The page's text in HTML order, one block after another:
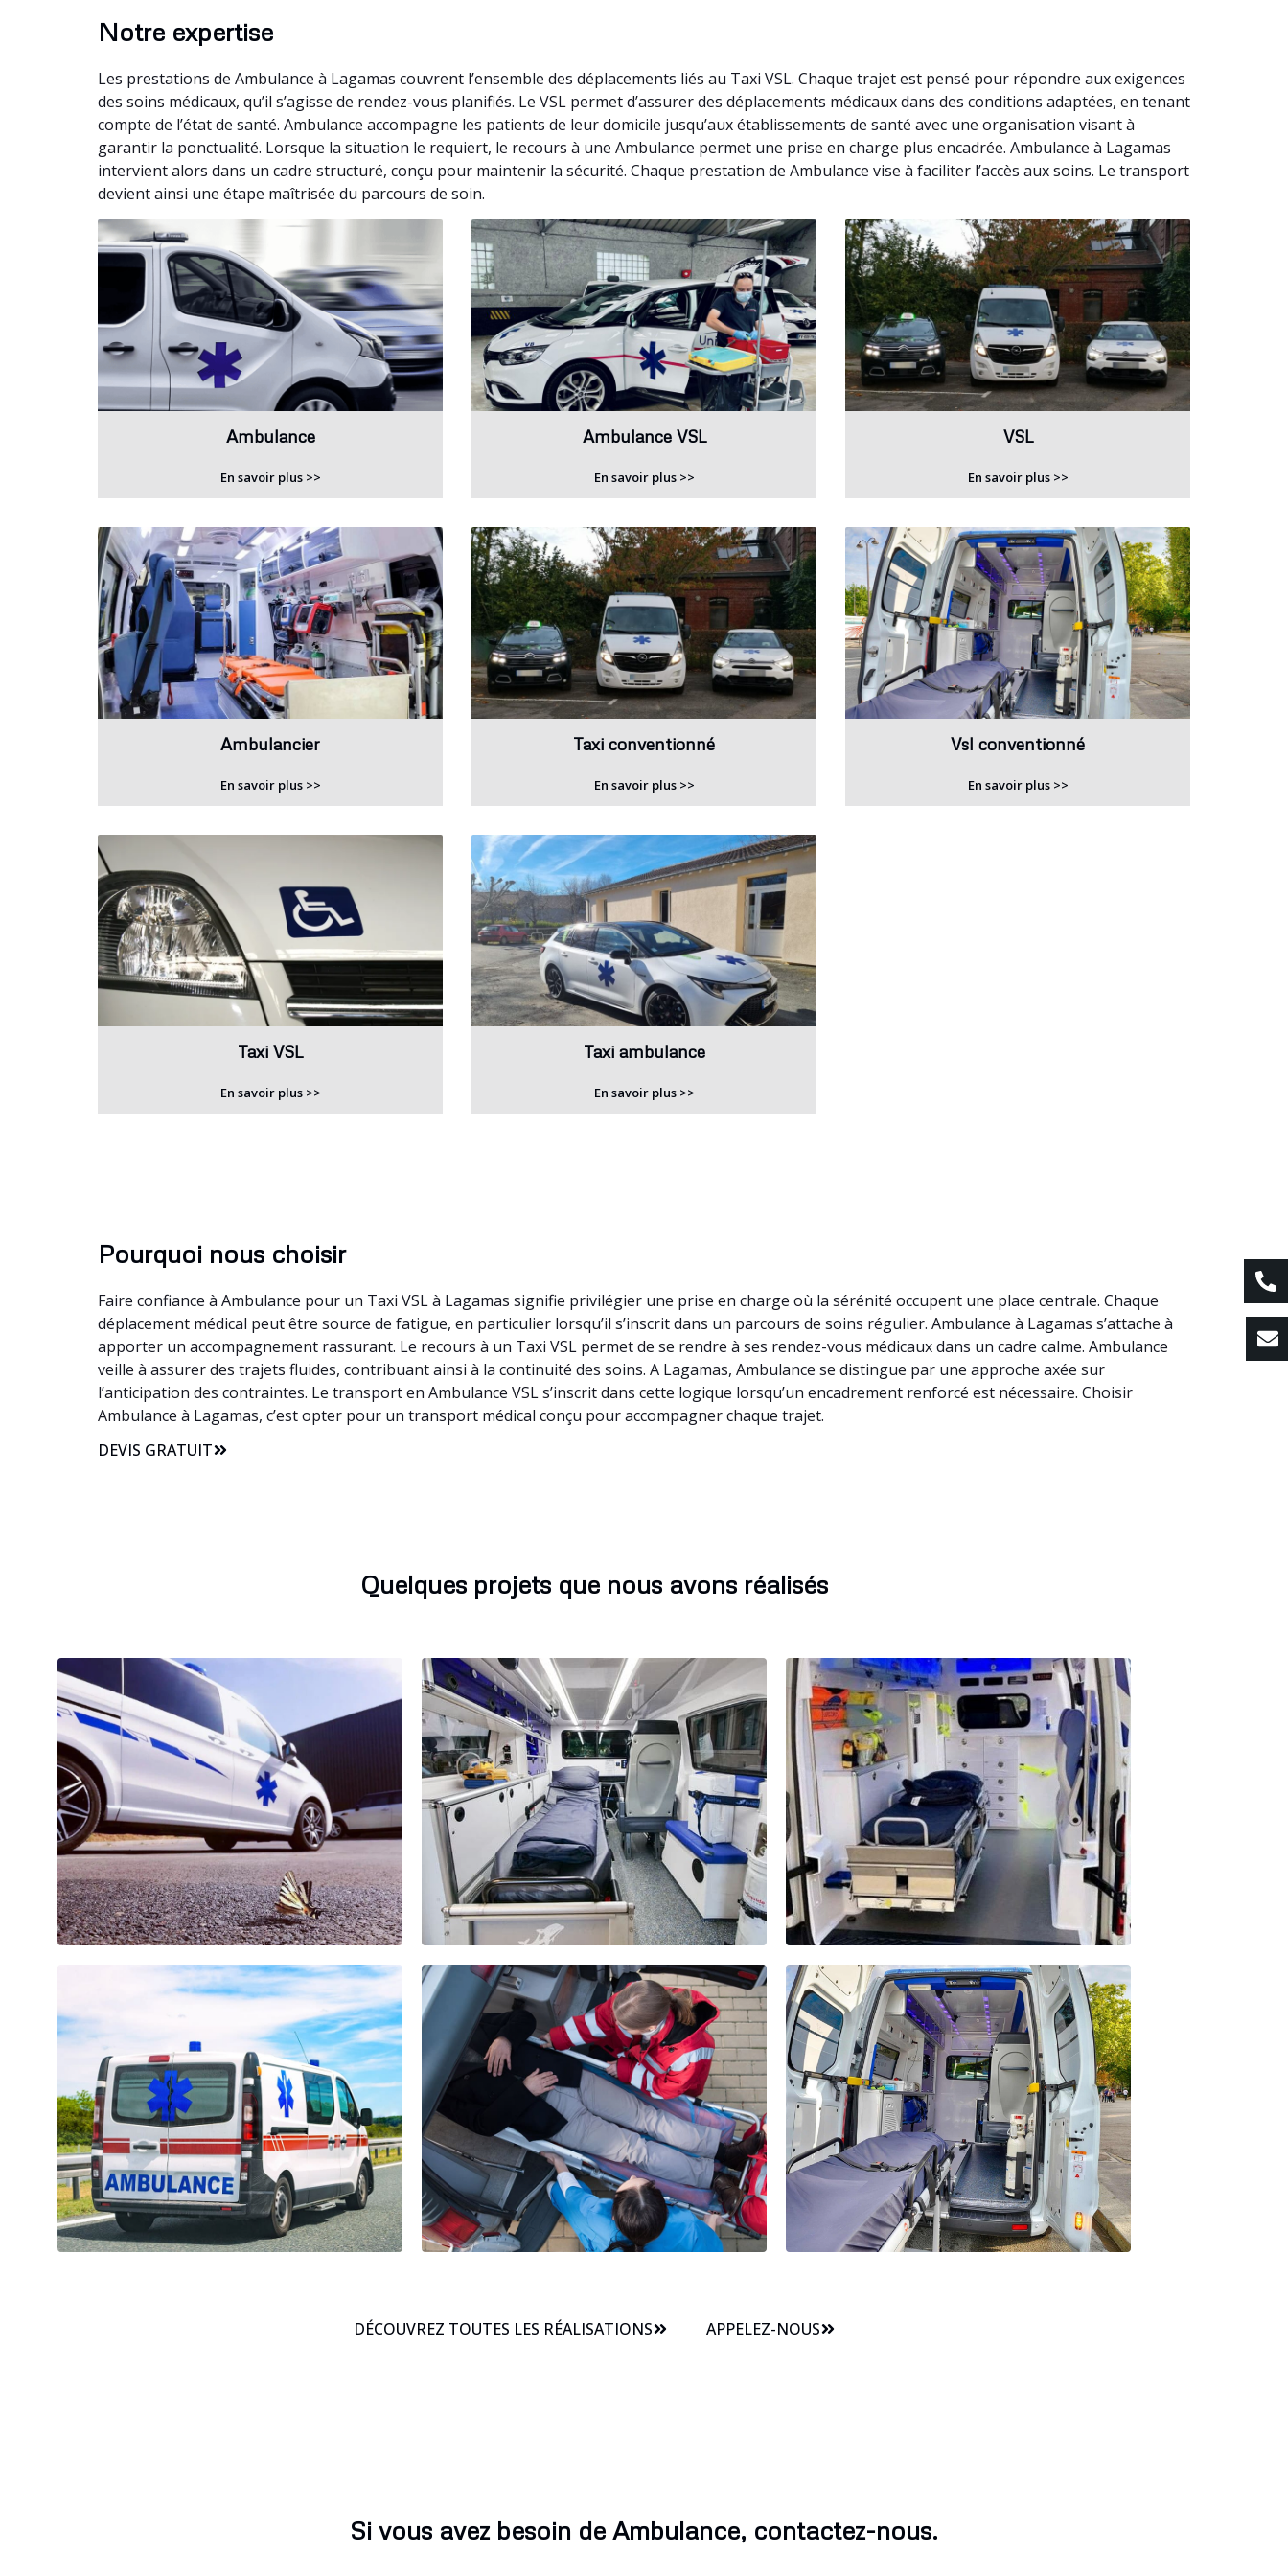
Notre expertise
Les prestations de Ambulance à Lagamas couvrent l’ensemble des déplacements liés au Taxi VSL. Chaque trajet est pensé pour répondre aux exigences
des soins médicaux, qu’il s’agisse de rendez-vous planifiés. Le VSL permet d’assurer des déplacements médicaux dans des conditions adaptées, en tenant
compte de l’état de santé. Ambulance accompagne les patients de leur domicile jusqu’aux établissements de santé avec une organisation visant à
garantir la ponctualité. Lorsque la situation le requiert, le recours à une Ambulance permet une prise en charge plus encadrée. Ambulance à Lagamas
intervient alors dans un cadre structuré, conçu pour maintenir la sécurité. Chaque prestation de Ambulance vise à faciliter l’accès aux soins. Le transport
devient ainsi une étape maîtrisée du parcours de soin.
Ambulance
En savoir plus >>
Ambulance VSL
En savoir plus >>
VSL
En savoir plus >>
Ambulancier
En savoir plus >>
Taxi conventionné
En savoir plus >>
Vsl conventionné
En savoir plus >>
Taxi VSL
En savoir plus >>
Taxi ambulance
En savoir plus >>
Pourquoi nous choisir
Faire confiance à Ambulance pour un Taxi VSL à Lagamas signifie privilégier une prise en charge où la sérénité occupent une place centrale. Chaque
déplacement médical peut être source de fatigue, en particulier lorsqu’il s’inscrit dans un parcours de soins régulier. Ambulance à Lagamas s’attache à
apporter un accompagnement rassurant. Le recours à un Taxi VSL permet de se rendre à ses rendez-vous médicaux dans un cadre calme. Ambulance
veille à assurer des trajets fluides, contribuant ainsi à la continuité des soins. A Lagamas, Ambulance se distingue par une approche axée sur
l’anticipation des contraintes. Le transport en Ambulance VSL s’inscrit dans cette logique lorsqu’un encadrement renforcé est nécessaire. Choisir
Ambulance à Lagamas, c’est opter pour un transport médical conçu pour accompagner chaque trajet.
DEVIS GRATUIT
Quelques projets que nous avons réalisés
DÉCOUVREZ TOUTES LES RÉALISATIONS APPELEZ-NOUS
Si vous avez besoin de Ambulance, contactez-nous.